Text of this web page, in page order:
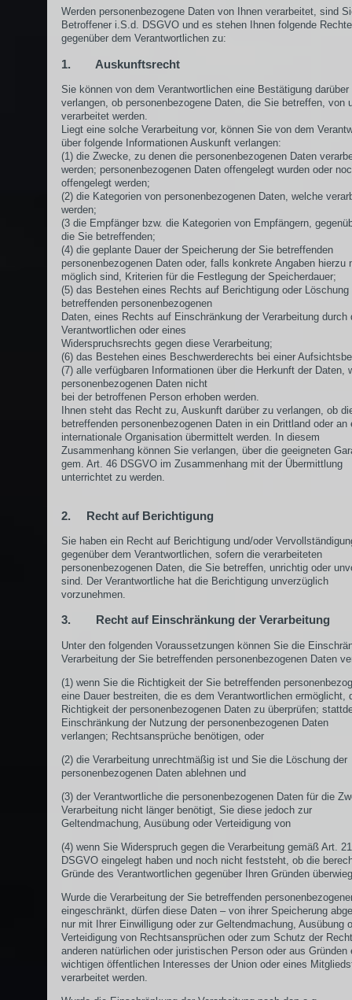
Werden personenbezogene Daten von Ihnen verarbeitet, sind
Betroffener i.S.d. DSGVO und es stehen Ihnen folgende Rechte
gegenüber dem Verantwortlichen zu:
1. Auskunftsrecht
Sie können von dem Verantwortlichen eine Bestätigung darüber
verlangen, ob personenbezogene Daten, die Sie betreffen, von
verarbeitet werden.
Liegt eine solche Verarbeitung vor, können Sie von dem
über folgende Informationen Auskunft verlangen:
(1) die Zwecke, zu denen die personenbezogenen Daten
werden; personenbezogenen Daten offengelegt wurden oder
offengelegt werden;
(2) die Kategorien von personenbezogenen Daten, welche
werden;
(3 die Empfänger bzw. die Kategorien von Empfängern,
die Sie betreffenden;
(4) die geplante Dauer der Speicherung der Sie betreffenden
personenbezogenen Daten oder, falls konkrete Angaben hierzu
möglich sind, Kriterien für die Festlegung der Speicherdauer;
(5) das Bestehen eines Rechts auf Berichtigung oder Löschung
betreffenden personenbezogenen
Daten, eines Rechts auf Einschränkung der Verarbeitung durch
Verantwortlichen oder eines
Widerspruchsrechts gegen diese Verarbeitung;
(6) das Bestehen eines Beschwerderechts bei einer
(7) alle verfügbaren Informationen über die Herkunft der Daten,
personenbezogenen Daten nicht
bei der betroffenen Person erhoben werden.
Ihnen steht das Recht zu, Auskunft darüber zu verlangen, ob
betreffenden personenbezogenen Daten in ein Drittland oder an
internationale Organisation übermittelt werden. In diesem
Zusammenhang können Sie verlangen, über die geeigneten
gem. Art. 46 DSGVO im Zusammenhang mit der Übermittlung
unterrichtet zu werden.
2. Recht auf Berichtigung
Sie haben ein Recht auf Berichtigung und/oder
gegenüber dem Verantwortlichen, sofern die verarbeiteten
personenbezogenen Daten, die Sie betreffen, unrichtig oder
sind. Der Verantwortliche hat die Berichtigung unverzüglich
vorzunehmen.
3. Recht auf Einschränkung der Verarbeitung
Unter den folgenden Voraussetzungen können Sie die
Verarbeitung der Sie betreffenden personenbezogenen Daten
(1) wenn Sie die Richtigkeit der Sie betreffenden
eine Dauer bestreiten, die es dem Verantwortlichen ermöglicht,
Richtigkeit der personenbezogenen Daten zu überprüfen;
Einschränkung der Nutzung der personenbezogenen Daten
verlangen; Rechtsansprüche benötigen, oder
(2) die Verarbeitung unrechtmäßig ist und Sie die Löschung der
personenbezogenen Daten ablehnen und
(3) der Verantwortliche die personenbezogenen Daten für die
Verarbeitung nicht länger benötigt, Sie diese jedoch zur
Geltendmachung, Ausübung oder Verteidigung von
(4) wenn Sie Widerspruch gegen die Verarbeitung gemäß Art.
DSGVO eingelegt haben und noch nicht feststeht, ob die
Gründe des Verantwortlichen gegenüber Ihren Gründen
Wurde die Verarbeitung der Sie betreffenden
eingeschränkt, dürfen diese Daten – von ihrer Speicherung
nur mit Ihrer Einwilligung oder zur Geltendmachung, Ausübung
Verteidigung von Rechtsansprüchen oder zum Schutz der
anderen natürlichen oder juristischen Person oder aus Gründen
wichtigen öffentlichen Interesses der Union oder eines
verarbeitet werden.